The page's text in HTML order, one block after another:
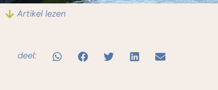
Artikel lezen
deel: